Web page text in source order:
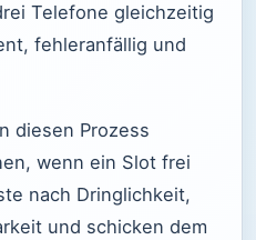
Telefone gleichzeitig
fehleranfällig und
diesen Prozess
wenn ein Slot frei
nach Dringlichkeit,
und schicken dem